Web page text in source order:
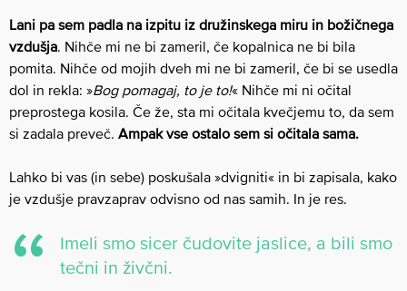
Lani pa sem padla na izpitu iz družinskega miru in božičnega
vzdušja. Nihče mi ne bi zameril, če kopalnica ne bi bila
pomita. Nihče od mojih dveh mi ne bi zameril, če bi se usedla
dol in rekla: »Bog pomagaj, to je to!« Nihče mi ni očital
preprostega kosila. Če že, sta mi očitala kvečjemu to, da sem
si zadala preveč. Ampak vse ostalo sem si očitala sama.
Lahko bi vas (in sebe) poskušala »dvigniti« in bi zapisala, kako
je vzdušje pravzaprav odvisno od nas samih. In je res.
Imeli smo sicer čudovite jaslice, a bili smo
tečni in živčni.